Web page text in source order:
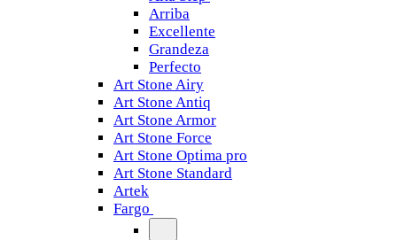
Arriba
Excellente
Grandeza
Perfecto
Art Stone Airy
Art Stone Antiq
Art Stone Armor
Art Stone Force
Art Stone Optima pro
Art Stone Standard
Artek
Fargo